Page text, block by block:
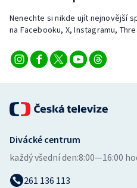
Veslování
Vodní slalom
Volejbal
Ostatní
Nenechte si nikde ujít nejnovější
na Facebooku, X, Instagramu,
Divácké centrum
každý všední den:8:00—16:00
261 136 113